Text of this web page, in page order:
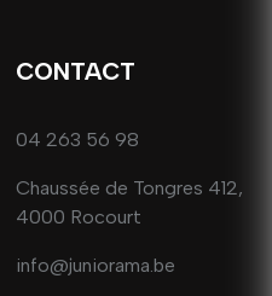
CONTACT
04 263 56 98
Chaussée de Tongres 412,
4000 Rocourt
info@juniorama.be